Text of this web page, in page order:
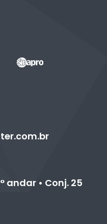
andar • Conj. 25